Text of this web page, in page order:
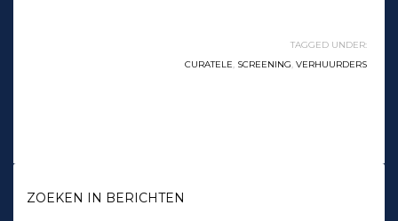
TAGGED UNDER:
CURATELE, SCREENING, VERHUURDERS
ZOEKEN IN BERICHTEN